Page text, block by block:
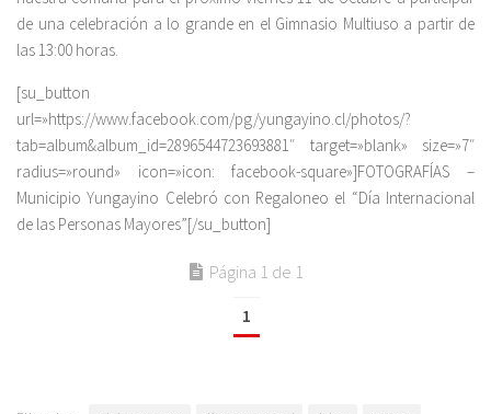
de una celebración a lo grande en el Gimnasio Multiuso a partir de
las 13:00 horas.
[su_button
url=»https://www.facebook.com/pg/yungayino.cl/photos/?
tab=album&album_id=2896544723693881″ target=»blank» size=»7″
radius=»round» icon=»icon: facebook-square»]FOTOGRAFÍAS –
Municipio Yungayino Celebró con Regaloneo el “Día Internacional
de las Personas Mayores”[/su_button]
Página 1 de 1
1